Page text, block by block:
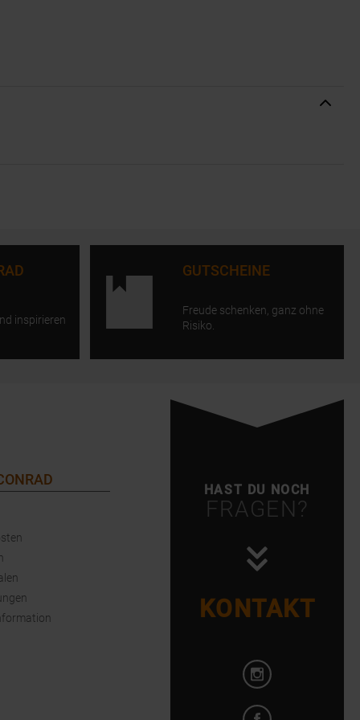
inspirieren
GUTSCHEINE
Freude schenken, ganz ohne
Risiko.
HAST DU NOCH
FRAGEN?
KONTAKT